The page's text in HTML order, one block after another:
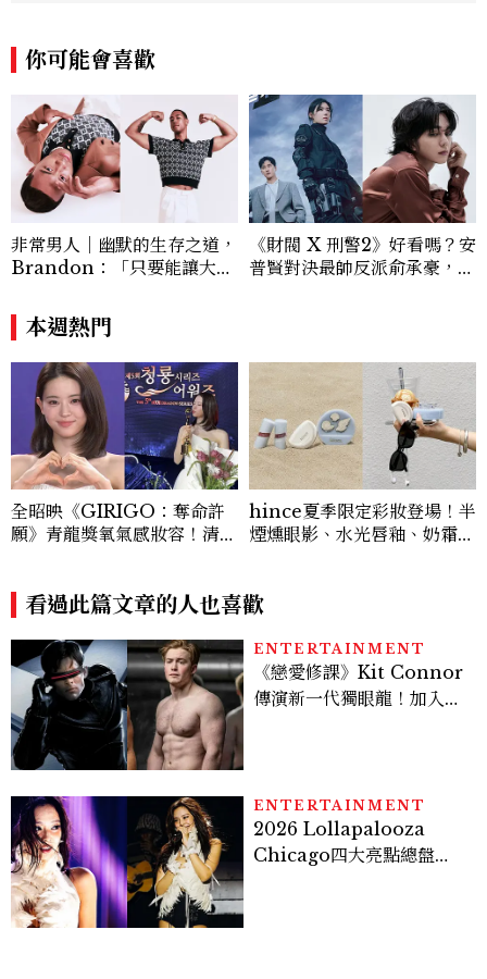
你可能會喜歡
非常男人｜幽默的生存之道，
Brandon：「只要能讓大家
讓敵人成為朋友。」
《財閥 X 刑警2》好看嗎？安
普賢對決最帥反派俞承豪，鄭
本週熱門
全昭映《GIRIGO：奪命許
願》青龍獎氧氣感妝容！清純
hince夏季限定彩妝登場！半
煙燻眼影、水光唇釉、奶霜腮
看過此篇文章的人也喜歡
ENTERTAINMENT
《戀愛修課》Kit Connor
傳演新一代獨眼龍！加入新
ENTERTAINMENT
2026 Lollapalooza
Chicago四大亮點總盤